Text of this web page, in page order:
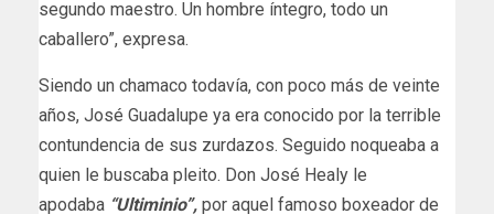
segundo maestro. Un hombre íntegro, todo un
caballero”, expresa.
Siendo un chamaco todavía, con poco más de veinte
años, José Guadalupe ya era conocido por la terrible
contundencia de sus zurdazos. Seguido noqueaba a
quien le buscaba pleito. Don José Healy le
apodaba “Ultiminio”, por aquel famoso boxeador de